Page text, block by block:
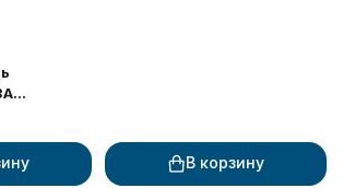
В корзину